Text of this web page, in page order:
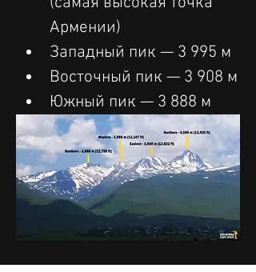
Армении)
Западный пик — 3 995 м
Восточный пик — 3 908 м
Южный пик — 3 888 м